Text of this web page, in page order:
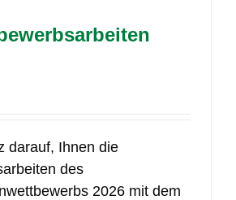
darauf, Ihnen die
des
2026 mit dem